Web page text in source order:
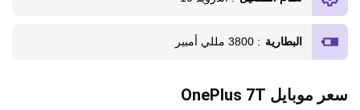
البطارية : 3800 مللي أمبير
سعر موبايل OnePlus 7T